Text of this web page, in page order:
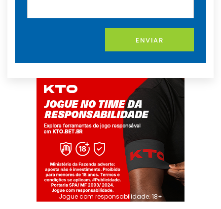
ENVIAR
Jogue com responsabilidade. 18+